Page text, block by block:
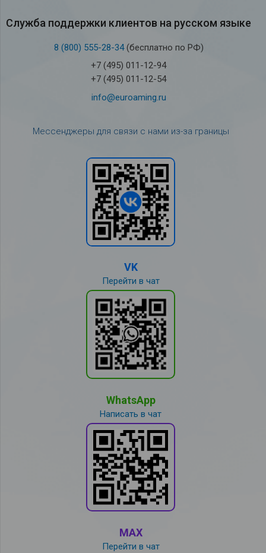
Служба под­держки кли­ен­тов на рус­ском языке
8 (800) 555-28-34(бесплатно по РФ)
+7 (495) 011-12-94
+7 (495) 011-12-54
info@euroaming.ru
Мессенджеры для связи с нами из-за границы
VK
Перейти в чат
WhatsApp
Написать в чат
MAX
Перейти в чат